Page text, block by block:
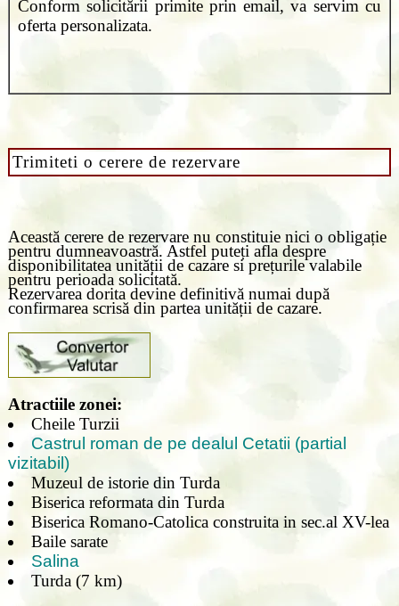
Conform solicitării primite prin email, va servim cu
oferta personalizata.
Trimiteti o cerere de rezervare
Această cerere de rezervare nu constituie nici o obligație
pentru dumneavoastră. Astfel puteți afla despre
disponibilitatea unității de cazare si prețurile valabile
pentru perioada solicitată.
Rezervarea dorita devine definitivă numai după
confirmarea scrisă din partea unității de cazare.
Atractiile zonei:
Cheile Turzii
Castrul roman de pe dealul Cetatii (partial
vizitabil)
Muzeul de istorie din Turda
Biserica reformata din Turda
Biserica Romano-Catolica construita in sec.al XV-lea
Baile sarate
Salina
Turda (7 km)